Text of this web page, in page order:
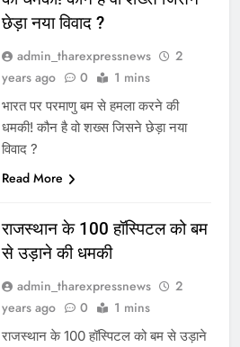
छेड़ा नया विवाद ?
admin_tharexpressnews
2
years ago
0 1 mins
भारत पर परमाणु बम से हमला करने की
धमकी! कौन है वो शख्स जिसने छेड़ा नया
विवाद ?
Read More
राजस्थान के 100 हॉस्पिटल को बम
से उड़ाने की धमकी
admin_tharexpressnews
2
years ago
0 1 mins
राजस्थान के 100 हॉस्पिटल को बम से उड़ाने